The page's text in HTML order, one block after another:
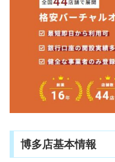
博多店基本情報